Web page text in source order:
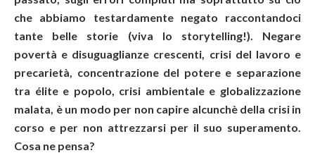
che abbiamo testardamente negato raccontandoci
tante belle storie (viva lo storytelling!). Negare
povertà e disuguaglianze crescenti, crisi del lavoro e
precarietà, concentrazione del potere e separazione
tra élite e popolo, crisi ambientale e globalizzazione
malata, è un modo per non capire alcunchè della crisi in
corso e per non attrezzarsi per il suo superamento.
Cosa ne pensa?